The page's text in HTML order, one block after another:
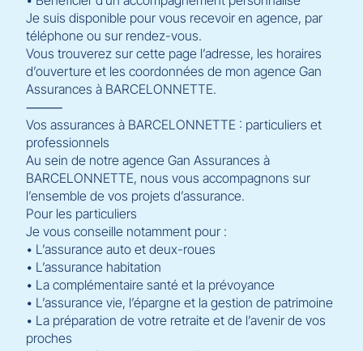
Je suis disponible pour vous recevoir en agence, par
téléphone ou sur rendez-vous.
Vous trouverez sur cette page l’adresse, les horaires
d’ouverture et les coordonnées de mon agence Gan
Assurances à BARCELONNETTE.
⸻
Vos assurances à BARCELONNETTE : particuliers et
professionnels
Au sein de notre agence Gan Assurances à
BARCELONNETTE, nous vous accompagnons sur
l’ensemble de vos projets d’assurance.
Pour les particuliers
Je vous conseille notamment pour :
• L’assurance auto et deux-roues
• L’assurance habitation
• La complémentaire santé et la prévoyance
• L’assurance vie, l’épargne et la gestion de patrimoine
• La préparation de votre retraite et de l’avenir de vos
proches